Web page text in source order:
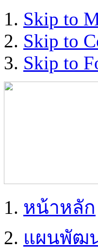
Skip to
Skip to
Skip to
หน้าหลัก
แผนพัฒ